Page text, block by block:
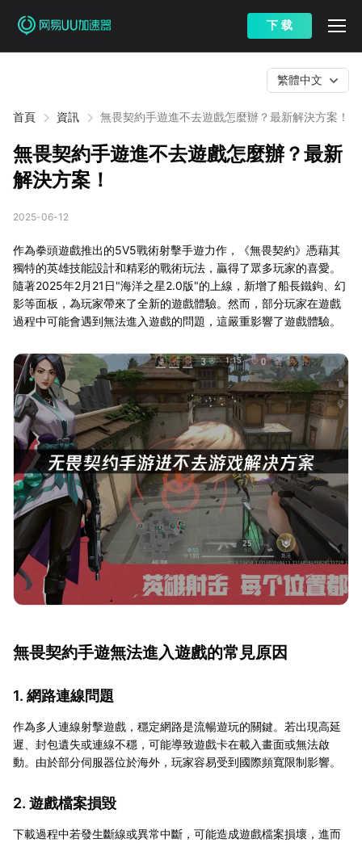
下 载
首頁 資訊 無畏契約手遊進不去遊戲怎麼辦？最新解決方案！
繁體中文
無畏契約手遊進不去遊戲怎麼辦？最新
解決方案！
2025-06-12
作為拳頭遊戲推出的5V5戰術射擊手遊力作，《無畏契約》憑藉其
獨特的英雄技能設計和精彩的戰術玩法，贏得了眾多玩家的喜愛。
隨著2025年2月21日"海洋之星2.0版"的上線，新增了船長鐵鉤、幻
影等面板，為玩家帶來了全新的遊戲體驗。然而，部分玩家在遊戲
過程中可能會遇到無法進入遊戲的問題，這嚴重影響了遊戲體驗。
無畏契約手遊無法進入遊戲的常見原因
1. 網路連線問題
作為多人連線射擊遊戲，穩定網路是流暢遊玩的關鍵。若出現高延
遲、封包遺失或連線不穩，可能導致遊戲卡在載入畫面或無法啟
動。由於部分伺服器位於海外，玩家容易受到國際頻寬限制影響。
2. 遊戲檔案損毀
下載過程中若發生斷線或異常中斷，可能造成遊戲檔案損壞，進而